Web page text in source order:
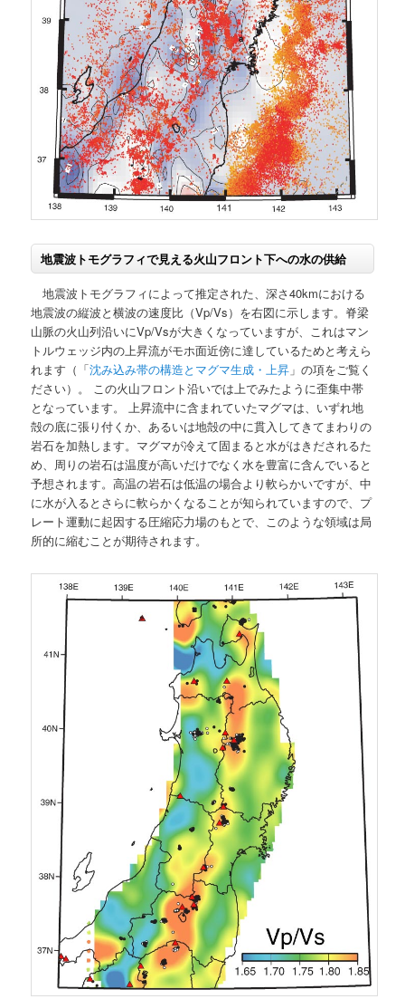
地震波トモグラフィで見える火山フロント下への水の供給
地震波トモグラフィによって推定された、深さ40kmにおける
地震波の縦波と横波の速度比（Vp/Vs）を右図に示します。脊梁
山脈の火山列沿いにVp/Vsが大きくなっていますが、これはマン
トルウェッジ内の上昇流がモホ面近傍に達しているためと考えら
れます（「沈み込み帯の構造とマグマ生成・上昇 」の項をご覧く
ださい）。 この火山フロント沿いでは上でみたように歪集中帯
となっています。 上昇流中に含まれていたマグマは、いずれ地
殻の底に張り付くか、あるいは地殻の中に貫入してきてまわりの
岩石を加熱します。マグマが冷えて固まると水がはきだされるた
め、周りの岩石は温度が高いだけでなく水を豊富に含んでいると
予想されます。高温の岩石は低温の場合より軟らかいですが、中
に水が入るとさらに軟らかくなることが知られていますので、プ
レート運動に起因する圧縮応力場のもとで、このような領域は局
所的に縮むことが期待されます。